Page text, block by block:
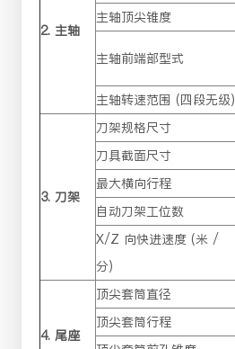
2. 主轴
主轴顶尖锥度
主轴前端部型式
主轴转速范围 (四段无级)
3. 刀架
刀架规格尺寸
刀具截面尺寸
最大横向行程
自动刀架工位数
X/Z 向快进速度 (米 /
分)
4. 尾座
顶尖套筒直径
顶尖套筒行程